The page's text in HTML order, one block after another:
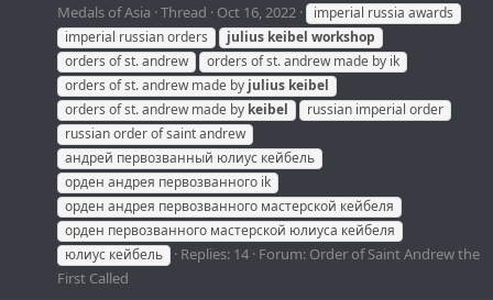
Medals of Asia Thread Oct 16, 2022
imperial russia awards
imperial russian orders
julius keibel workshop
orders of st. andrew
orders of st. andrew made by ik
orders of st. andrew made by julius keibel
orders of st. andrew made by keibel
russian imperial order
russian order of saint andrew
андрей первозванный юлиус кейбель
орден андрея первозванного ik
орден андрея первозванного мастерской кейбеля
орден первозванного мастерской юлиуса кейбеля
юлиус кейбель
Replies: 14 Forum: Order of Saint Andrew the
First Called